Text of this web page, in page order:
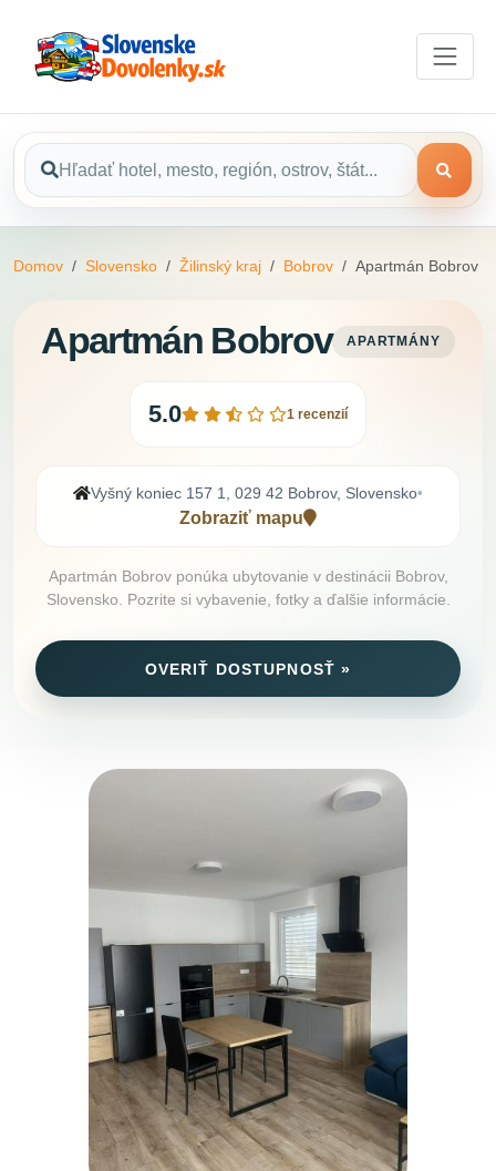
Domov Slovensko Žilinský kraj Bobrov Apartmán Bobrov
Apartmán Bobrov APARTMÁNY
5.0 1 recenzií
Vyšný koniec 157 1, 029 42 Bobrov, Slovensko•
Zobraziť mapu
Apartmán Bobrov ponúka ubytovanie v destinácii Bobrov,
Slovensko. Pozrite si vybavenie, fotky a ďalšie informácie.
OVERIŤ DOSTUPNOSŤ »